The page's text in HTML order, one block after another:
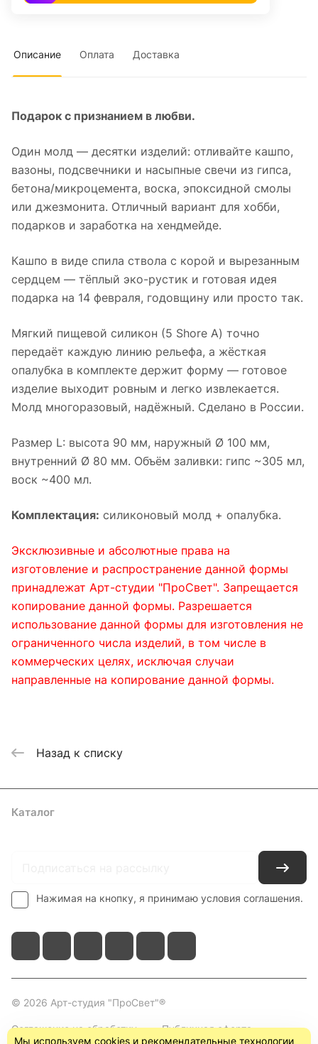
Описание Оплата Доставка
Подарок с признанием в любви.
Один молд — десятки изделий: отливайте кашпо,
вазоны, подсвечники и насыпные свечи из гипса,
бетона/микроцемента, воска, эпоксидной смолы
или джезмонита. Отличный вариант для хобби,
подарков и заработка на хендмейде.
Кашпо в виде спила ствола с корой и вырезанным
сердцем — тёплый эко-рустик и готовая идея
подарка на 14 февраля, годовщину или просто так.
Мягкий пищевой силикон (5 Shore A) точно
передаёт каждую линию рельефа, а жёсткая
опалубка в комплекте держит форму — готовое
изделие выходит ровным и легко извлекается.
Молд многоразовый, надёжный. Сделано в России.
Размер L: высота 90 мм, наружный Ø 100 мм,
внутренний Ø 80 мм. Объём заливки: гипс ~305 мл,
воск ~400 мл.
Комплектация: силиконовый молд + опалубка.
Эксклюзивные и абсолютные права на
изготовление и распространение данной формы
принадлежат Арт-студии "ПроСвет". Запрещается
копирование данной формы. Разрешается
использование данной формы для изготовления не
ограниченного числа изделий, в том числе в
коммерческих целях, исключая случаи
направленные на копирование данной формы.
Назад к списку
Каталог
Нажимая на кнопку, я принимаю условия соглашения.
© 2026 Арт-студия "ПроСвет"®
Соглашение на обработку
Публичная оферта
Мы используем cookies и рекомендательные технологии